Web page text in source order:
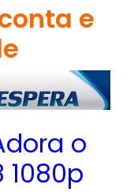
e
o
1080p